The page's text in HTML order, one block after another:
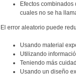
Efectos
cuales no se ha
El error aleatorio puede
Usando material
Utilizando
Teniendo más
Usando un diseño